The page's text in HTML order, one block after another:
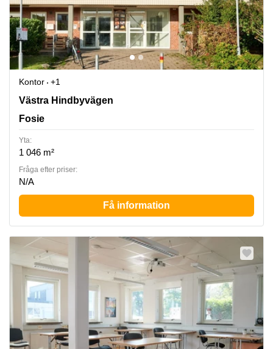
Kontor
+1
Västra Hindbyvägen 14, Fosie
Västra Hindbyvägen
Fosie
Yta:
1 046 m²
Fråga efter priser:
N/A
Få information